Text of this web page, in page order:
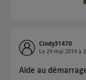
Cindy31470
Le29 mai 2019 à
Aide au